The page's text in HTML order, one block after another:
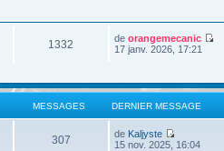
1332 deorangemecanic
17 janv. 2026, 17:21
MESSAGES DERNIER MESSAGE
307 de Kaljyste
15 nov. 2025, 16:04